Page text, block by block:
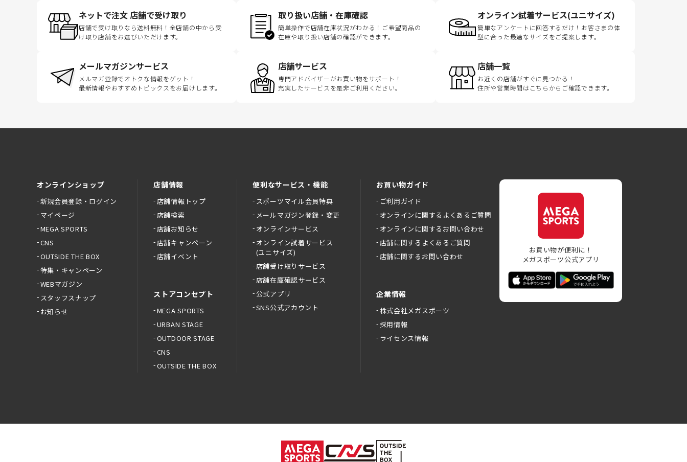
ネットで注文 店舗で受け取り
店舗で受け取りなら送料無料！全店舗の中から受
け取り店舗をお選びいただけます。
取り扱い店舗・在庫確認
簡単操作で店舗在庫状況がわかる！ご希望商品の
在庫や取り扱い店舗の確認ができます。
オンライン試着サービス(ユニサイズ)
簡単なアンケートに回答するだけ！お客さまの体
型に合った最適なサイズをご提案します。
メールマガジンサービス
メルマガ登録でオトクな情報をゲット！
最新情報やおすすめトピックスをお届けします。
店舗サービス
専門アドバイザーがお買い物をサポート！
充実したサービスを是非ご利用ください。
店舗一覧
お近くの店舗がすぐに見つかる！
住所や営業時間はこちらからご確認できます。
オンラインショップ
新規会員登録・ログイン
マイページ
MEGA SPORTS
CNS
OUTSIDE THE BOX
特集・キャンペーン
WEBマガジン
スタッフスナップ
お知らせ
店舗情報
店舗情報トップ
店舗検索
店舗お知らせ
店舗キャンペーン
店舗イベント
ストアコンセプト
MEGA SPORTS
URBAN STAGE
OUTDOOR STAGE
CNS
OUTSIDE THE BOX
便利なサービス・機能
スポーツマイル会員特典
メールマガジン登録・変更
オンラインサービス
オンライン試着サービス
(ユニサイズ)
店舗受け取りサービス
店舗在庫確認サービス
公式アプリ
SNS公式アカウント
お買い物ガイド
ご利用ガイド
オンラインに関するよくあるご質問
オンラインに関するお問い合わせ
店舗に関するよくあるご質問
店舗に関するお問い合わせ
企業情報
株式会社メガスポーツ
採用情報
ライセンス情報
お買い物が便利に！
メガスポーツ公式アプリ